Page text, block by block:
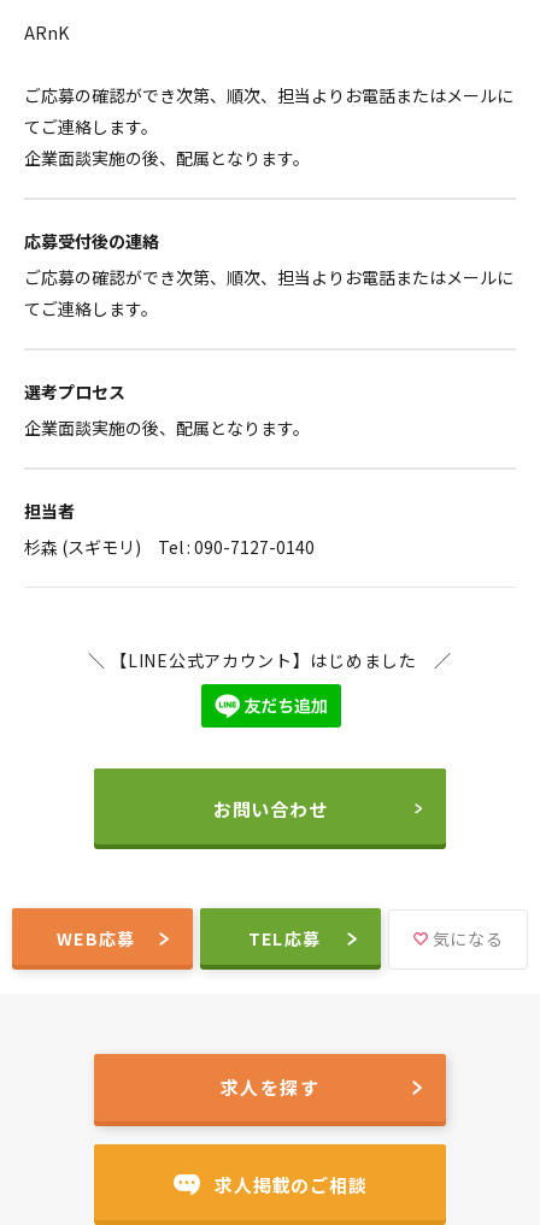
ARnK
ご応募の確認ができ次第、順次、担当よりお電話またはメールに
てご連絡します。
企業面談実施の後、配属となります。
応募受付後の連絡
ご応募の確認ができ次第、順次、担当よりお電話またはメールに
てご連絡します。
選考プロセス
企業面談実施の後、配属となります。
担当者
杉森 (スギモリ) Tel : 090-7127-0140
＼ 【LINE公式アカウント】はじめました ／
お問い合わせ
WEB応募 TEL応募 気になる
求人を探す
求人掲載のご相談